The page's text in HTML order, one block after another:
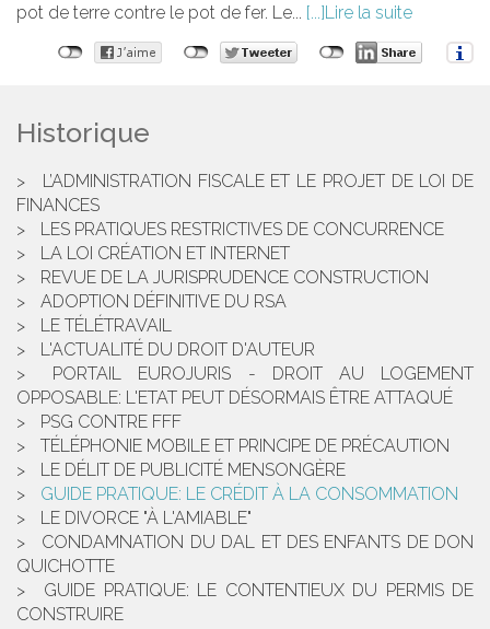
pot de terre contre le pot de fer. Le...
Lire la suite
Historique
L’ADMINISTRATION FISCALE ET LE PROJET DE LOI DE
FINANCES
LES PRATIQUES RESTRICTIVES DE CONCURRENCE
LA LOI CRÉATION ET INTERNET
REVUE DE LA JURISPRUDENCE CONSTRUCTION
ADOPTION DÉFINITIVE DU RSA
LE TÉLÉTRAVAIL
L'ACTUALITÉ DU DROIT D'AUTEUR
PORTAIL EUROJURIS - DROIT AU LOGEMENT
OPPOSABLE: L'ETAT PEUT DÉSORMAIS ÊTRE ATTAQUÉ
PSG CONTRE FFF
TÉLÉPHONIE MOBILE ET PRINCIPE DE PRÉCAUTION
LE DÉLIT DE PUBLICITÉ MENSONGÈRE
GUIDE PRATIQUE: LE CRÉDIT À LA CONSOMMATION
LE DIVORCE "À L'AMIABLE"
CONDAMNATION DU DAL ET DES ENFANTS DE DON
QUICHOTTE
GUIDE PRATIQUE: LE CONTENTIEUX DU PERMIS DE
CONSTRUIRE